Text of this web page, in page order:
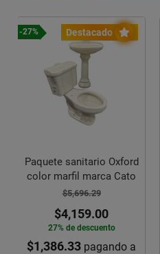
Destacado
-27%
Paquete sanitario Oxford
color marfil marca Cato
$5,696.29
$4,159.00
27% de descuento
$1,386.33 pagando a